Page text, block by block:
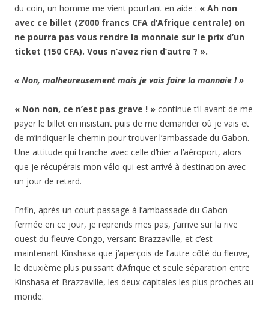
du coin, un homme me vient pourtant en aide : « Ah non
avec ce billet (2’000 francs CFA d’Afrique centrale) on
ne pourra pas vous rendre la monnaie sur le prix d’un
ticket (150 CFA). Vous n’avez rien d’autre ? ».
« Non, malheureusement mais je vais faire la monnaie ! »
« Non non, ce n’est pas grave ! » continue t’il avant de me
payer le billet en insistant puis de me demander où je vais et
de m’indiquer le chemin pour trouver l’ambassade du Gabon.
Une attitude qui tranche avec celle d’hier a l’aéroport, alors
que je récupérais mon vélo qui est arrivé à destination avec
un jour de retard.
Enfin, après un court passage à l’ambassade du Gabon
fermée en ce jour, je reprends mes pas, j’arrive sur la rive
ouest du fleuve Congo, versant Brazzaville, et c’est
maintenant Kinshasa que j’aperçois de l’autre côté du fleuve,
le deuxième plus puissant d’Afrique et seule séparation entre
Kinshasa et Brazzaville, les deux capitales les plus proches au
monde.